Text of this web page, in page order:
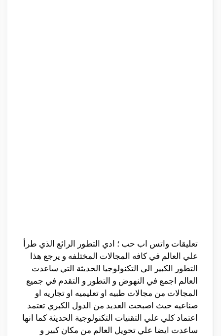
تعليقات واتس اب حب ؛ ادي التطور الرائع الذي طرأ
علي العالم في كافه المجالات المختلفه و يرجع هذا
التطور الكبير الي التكنولوجيا الحديثة التي ساعدت
العالم اجمع في النهوض و التطور و التقدم في جميع
المجالات من مجالات طبيه او تعليميه او تجاريه او
صناعيه حيث اصبحت العديد من الدول الكبري تعتمد
اعتماد كلي علي التقنيات التكنولوجية الحديثة كما انها
ساعدت ايضا علي تحويل العالم من مكان كبير و